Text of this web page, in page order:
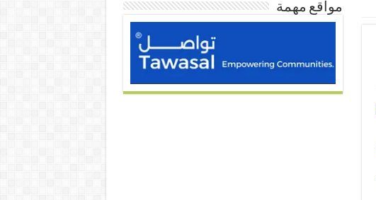
مواقع مهمة